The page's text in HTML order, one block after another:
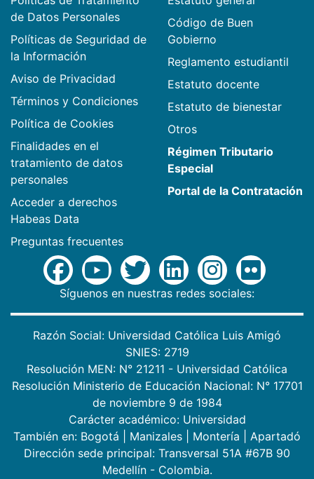
de Datos Personales
Políticas de Seguridad de
la Información
Aviso de Privacidad
Términos y Condiciones
Política de Cookies
Finalidades en el
tratamiento de datos
personales
Acceder a derechos
Habeas Data
Preguntas frecuentes
Código de Buen
Gobierno
Reglamento estudiantil
Estatuto docente
Estatuto de bienestar
Otros
Régimen Tributario
Especial
Portal de la Contratación
Síguenos en nuestras redes sociales:
Razón Social: Universidad Católica Luis Amigó
SNIES: 2719
Resolución MEN: N° 21211 - Universidad Católica
Resolución Ministerio de Educación Nacional: N° 17701
de noviembre 9 de 1984
Carácter académico: Universidad
También en: Bogotá Manizales Montería
Apartadó
Dirección sede principal: Transversal 51A #67B 90
Medellín - Colombia.